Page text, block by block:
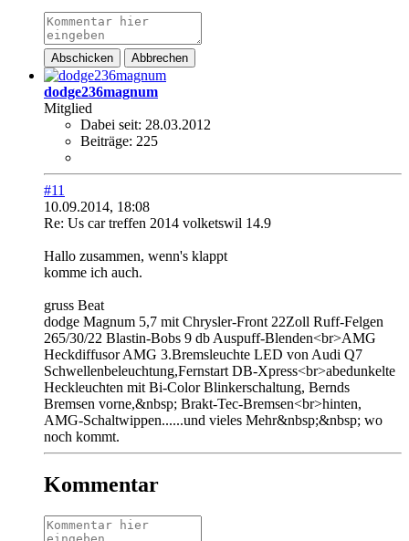
Abschicken Abbrechen
dodge236magnum
Mitglied
Dabei seit: 28.03.2012
Beiträge: 225
#11
10.09.2014, 18:08
Re: Us car treffen 2014 volketswil 14.9
Hallo zusammen, wenn's klappt
komme ich auch.
gruss Beat
dodge Magnum 5,7 mit Chrysler-Front 22Zoll Ruff-Felgen
265/30/22 Blastin-Bobs 9 db Auspuff-Blenden<br>AMG
Heckdiffusor AMG 3.Bremsleuchte LED von Audi Q7
Schwellenbeleuchtung,Fernstart DB-Xpress<br>abedunkelte
Heckleuchten mit Bi-Color Blinkerschaltung, Bernds
Bremsen vorne,&nbsp; Brakt-Tec-Bremsen<br>hinten,
AMG-Schaltwippen......und vieles Mehr&nbsp;&nbsp; wo
noch kommt.
Kommentar